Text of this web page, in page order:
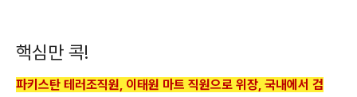
핵심만 콕!
파키스탄 테러조직원, 이태원 마트 직원으로 위장, 국내에서 검